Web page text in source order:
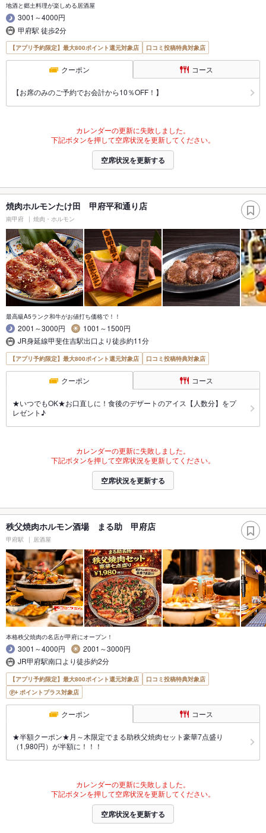
地酒と郷土料理が楽しめる居酒屋
3001～4000円
甲府駅 徒歩2分
【アプリ予約限定】最大800ポイント還元対象店 口コミ投稿特典対象店
クーポン コース
【お席のみのご予約でお会計から10％OFF！】
カレンダーの更新に失敗しました。
下記ボタンを押して空席状況を更新してください。
空席状況を更新する
焼肉ホルモンたけ田 甲府平和通り店
南甲府 焼肉・ホルモン
最高級A5ランク和牛がお値打ち価格で！！
2001～3000円
1001～1500円
JR身延線甲斐住吉駅出口より徒歩約11分
【アプリ予約限定】最大800ポイント還元対象店 口コミ投稿特典対象店
クーポン コース
★いつでもOK★お口直しに！食後のデザートのアイス【人数分】をプ
レゼント♪
カレンダーの更新に失敗しました。
下記ボタンを押して空席状況を更新してください。
空席状況を更新する
秩父焼肉ホルモン酒場 まる助 甲府店
甲府駅 居酒屋
本格秩父焼肉の名店が甲府にオープン！
3001～4000円
2001～3000円
JR甲府駅南口より徒歩約2分
【アプリ予約限定】最大800ポイント還元対象店
口コミ投稿特典対象店
ポイントプラス対象店
クーポン コース
★半額クーポン★月～木限定でまる助秩父焼肉セット豪華7点盛り
（1,980円）が半額に！！！
カレンダーの更新に失敗しました。
下記ボタンを押して空席状況を更新してください。
空席状況を更新する